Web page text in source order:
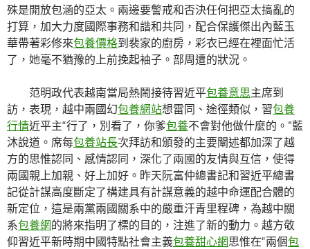
殊是開放包涵的亞太。兩邊要警戒和否決任何把亞太搞亂的
打算，加大力度國際事務和諧和共同，配合保護傑出內藍玉
華帶著彩修來包養價格到裴家的廚房，彩衣已經在裡面忙活
了，她毫不猶豫的上前挽起袖子。部周遭的狀況。
范明政代表越南當局熱鬧接待習近平包養意思主席到
訪，表現，越中兩國幻包養網站想雷同、途徑類似，習包養
行情近平主“行了，別看了，你爹包養不會對他做什麼的。”藍
沐說道。席每包養站長次拜訪和頒發的主要闡述都加深了越
方的思惟認同、感情認同，深化了兩國的友情與互信，使得
兩國親上加親、好上加好。昨天阮富仲總書記和習近平總書
記從計謀高度斷定了構建具有計謀意義的越中命運配合體的
新定位，這是兩黨兩國關系中的嚴重汗青里程碑，為越中關
系包養網的將來指明了標的目的，注進了新的動力。越方敬
仰習近平新時期中國特點社會主義包養甜心網思惟在“兩個包